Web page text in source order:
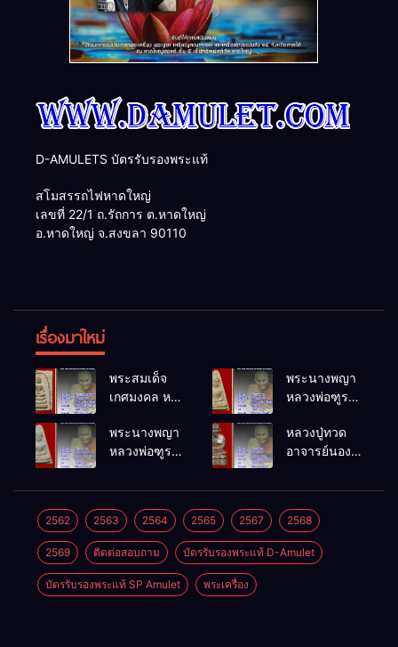
D-AMULETS บัตรรับรองพระแท้
สโมสรรถไฟหาดใหญ่
เลขที่ 22/1 ถ.รัถการ ต.หาดใหญ่
อ.หาดใหญ่ จ.สงขลา 90110
เรื่องมาใหม่
พระสมเด็จ
เกศมงคล หล
โพธิ์นิมิตร
พ.ศ.2512
พระนางพญา
หลวงพ่อฑูรย์
พ.ศ.2512
พระนางพญา
หลวงพ่อฑูรย์
พ.ศ.2512
หลวงปู่ทวด
อาจารย์นอง
พ.ศ.2541
2562 2563 2564 2565 2567 2568
2569 ติดต่อสอบถาม บัตรรับรองพระแท้ D-Amulet
บัตรรับรองพระแท้ SP Amulet พระเครื่อง